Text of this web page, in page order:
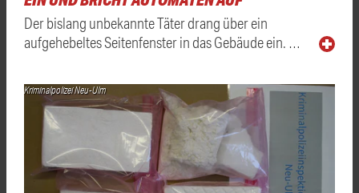
Der bislang unbekannte Täter drang über ein
aufgehebeltes Seitenfenster in das Gebäude ein. …
Kriminalpolizei Neu-Ulm